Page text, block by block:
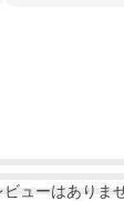
ビューはありま